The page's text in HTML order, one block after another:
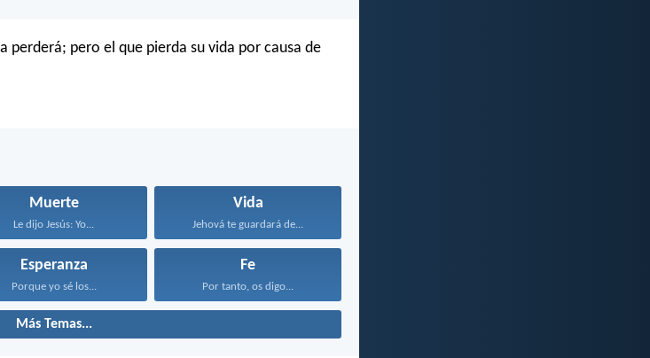
perderá; pero el que pierda su vida por causa de
Muerte
Le dijo Jesús: Yo...
Vida
Jehová te guardará de...
Esperanza
Porque yo sé los...
Fe
Por tanto, os digo...
Más Temas...